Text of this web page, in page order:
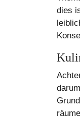
dies